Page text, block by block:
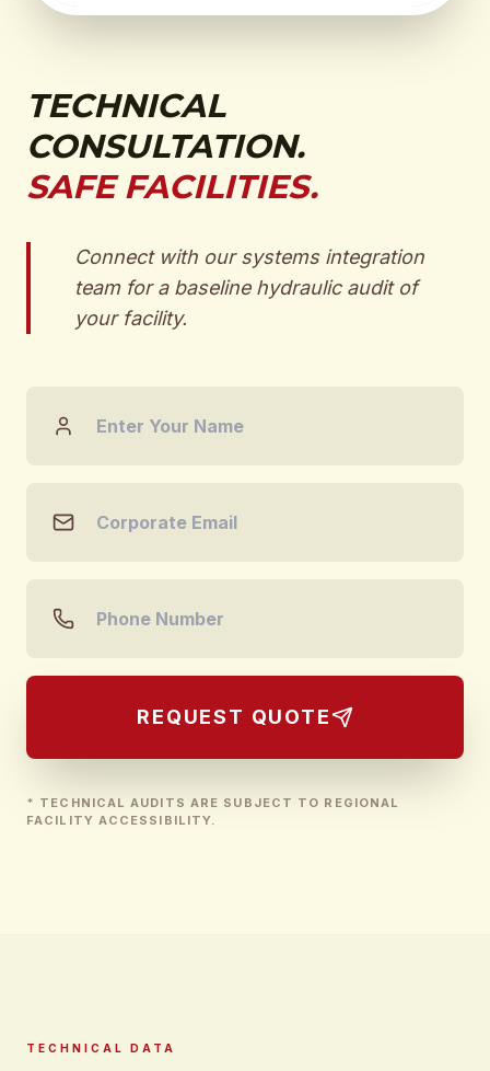
TECHNICAL
CONSULTATION.
SAFE FACILITIES.
Connect with our systems integration
team for a baseline hydraulic audit of
your facility.
REQUEST QUOTE
* TECHNICAL AUDITS ARE SUBJECT TO REGIONAL
FACILITY ACCESSIBILITY.
TECHNICAL DATA